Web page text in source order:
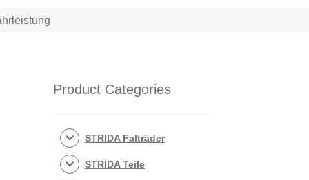
Product Categories
STRIDA Falträder
STRIDA Teile